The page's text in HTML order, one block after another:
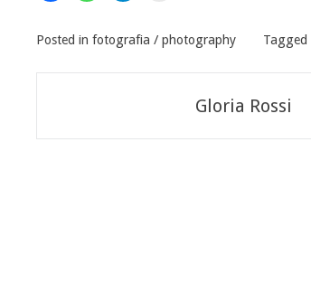
Posted in fotografia / photography Tagged
articoli
Gloria Rossi